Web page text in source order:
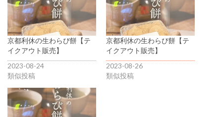
京都利休の生わらび餅【テ
イクアウト販売】
2023-08-24
類似投稿
京都利休の生わらび餅【テ
イクアウト販売】
2023-08-26
類似投稿